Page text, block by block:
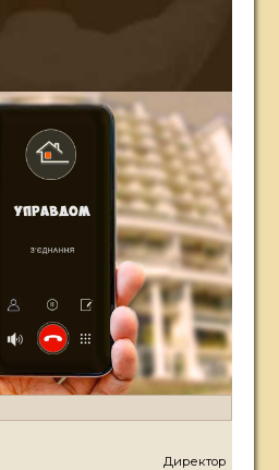
Директор